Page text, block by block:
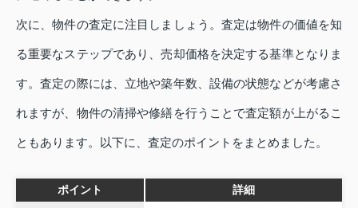
次に、物件の査定に注目しましょう。査定は物件の価値を知
る重要なステップであり、売却価格を決定する基準となりま
す。査定の際には、立地や築年数、設備の状態などが考慮さ
れますが、物件の清掃や修繕を行うことで査定額が上がるこ
ともあります。以下に、査定のポイントをまとめました。
ポイント 詳細